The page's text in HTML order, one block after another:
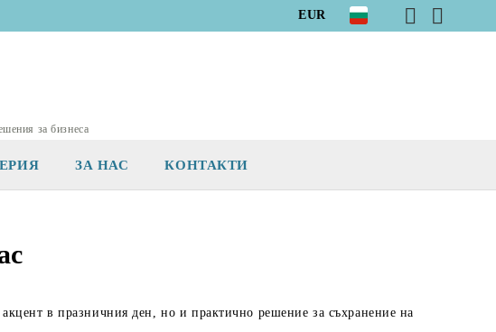
EUR
за бизнеса
ЗА НАС КОНТАКТИ
акцент в празничния ден, но и практично решение за съхранение на